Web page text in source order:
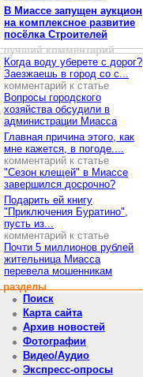
В Миассе запущен аукцион
на комплексное развитие
посёлка Строителей
лучший комментарий
Когда воду уберете с дорог?
Заезжаешь в город со с...
комментарий к статье
Вопросы городского
хозяйства обсудили в
администрации Миасса
Главная причина этого, как
мне кажется, в погоде....
комментарий к статье
"Сезон клещей" в Миассе
завершился досрочно?
Подарить ей книгу
"Приключения Буратино",
пусть из...
комментарий к статье
Почти 5 миллионов рублей
жительница Миасса
перевела мошенникам
разделы
Поиск
Карта сайта
Архив новостей
Фотографии
Видео/Аудио
Экспресс-опросы